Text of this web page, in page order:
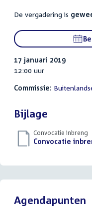
De vergadering is
17 januari 2019
12:00 uur
Commissie:
Bijlage
Convocatie inbreng
Download
Convocatie
Agendapunten